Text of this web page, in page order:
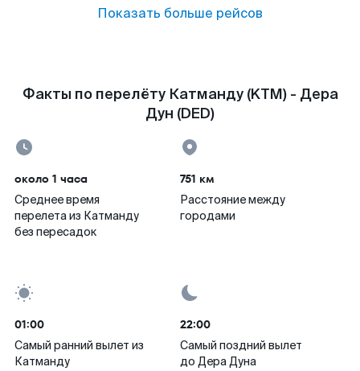
Показать больше рейсов
Факты по перелёту Катманду (KTM) - Дера
Дун (DED)
около 1 часа
Среднее время
перелета из Катманду
без пересадок
751 км
Расстояние между
городами
01:00
Самый ранний вылет из
Катманду
22:00
Самый поздний вылет
до Дера Дуна